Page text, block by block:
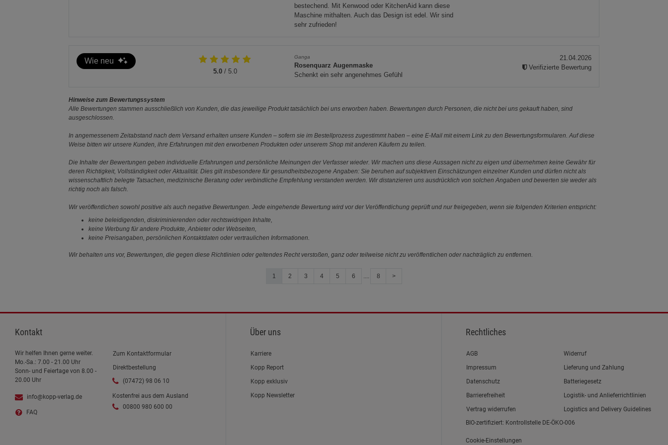
bestechend. Mit Kenwood oder KitchenAid kann diese
Maschine mithalten. Auch das Design ist edel. Wir sind
sehr zufrieden!
Wie neu
5.0/ 5.0
Ganga
Rosenquarz Augenmaske
Schenkt ein sehr angenehmes Gefühl
21.04.2026
Verifizierte Bewertung
Hinweise zum Bewertungssystem
Alle Bewertungen stammen ausschließlich von Kunden, die das jeweilige Produkt tatsächlich bei uns erworben haben. Bewertungen durch Personen, die nicht bei uns gekauft haben, sind
ausgeschlossen.
In angemessenem Zeitabstand nach dem Versand erhalten unsere Kunden – sofern sie im Bestellprozess zugestimmt haben – eine E-Mail mit einem Link zu den Bewertungsformularen. Auf diese
Weise bitten wir unsere Kunden, ihre Erfahrungen mit den erworbenen Produkten oder unserem Shop mit anderen Käufern zu teilen.
Die Inhalte der Bewertungen geben individuelle Erfahrungen und persönliche Meinungen der Verfasser wieder. Wir machen uns diese Aussagen nicht zu eigen und übernehmen keine Gewähr für
deren Richtigkeit, Vollständigkeit oder Aktualität. Dies gilt insbesondere für gesundheitsbezogene Angaben: Sie beruhen auf subjektiven Einschätzungen einzelner Kunden und dürfen nicht als
wissenschaftlich belegte Tatsachen, medizinische Beratung oder verbindliche Empfehlung verstanden werden. Wir distanzieren uns ausdrücklich von solchen Angaben und bewerten sie weder als
richtig noch als falsch.
Wir veröffentlichen sowohl positive als auch negative Bewertungen. Jede eingehende Bewertung wird vor der Veröffentlichung geprüft und nur freigegeben, wenn sie folgenden Kriterien entspricht:
keine beleidigenden, diskriminierenden oder rechtswidrigen Inhalte,
keine Werbung für andere Produkte, Anbieter oder Webseiten,
keine Preisangaben, persönlichen Kontaktdaten oder vertraulichen Informationen.
Wir behalten uns vor, Bewertungen, die gegen diese Richtlinien oder geltendes Recht verstoßen, ganz oder teilweise nicht zu veröffentlichen oder nachträglich zu entfernen.
1 2 3 4 5 6 .... 8 >
Kontakt
Wir helfen Ihnen gerne weiter.
Mo.-Sa.: 7.00 - 21.00 Uhr
Sonn- und Feiertage von 8.00 -
20.00 Uhr
info@kopp-verlag.de
FAQ
Zum Kontaktformular
Direktbestellung
(07472) 98 06 10
Kostenfrei aus dem Ausland
00800 980 600 00
Über uns
Karriere
Kopp Report
Kopp exklusiv
Kopp Newsletter
Rechtliches
Link zum/zur
AGB
Link zum/zur
Impressum
Link zum/zur
Datenschutz
Link zum/zur
Barrierefreiheit
Vertrag widerrufen
Widerruf
Lieferung und Zahlung
Batteriegesetz
Logistik- und Anlieferrichtlinien
Logistics and Delivery Guidelines
BIO-zertifiziert: Kontrollstelle DE-ÖKO-006
Cookie-Einstellungen